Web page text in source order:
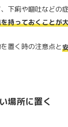
下痢や嘔吐などの
持っておくことが
置く時の注意点と
場所に置く